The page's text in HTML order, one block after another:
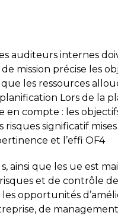
auditeurs internes
mission précise les
les ressources
Lors de la
compte : les
risques significatif
et l’effi OF4
ainsi que les ue est
et de contrôle
opportunités
de